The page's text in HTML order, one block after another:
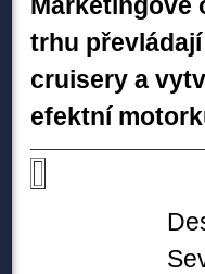
trhu
cruisery a
efektní